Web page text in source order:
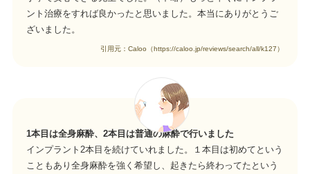
ント治療をすれば良かったと思いました。本当にありがとうご
ざいました。
引用元：Caloo（https://caloo.jp/reviews/search/all/k127）
1本目は全身麻酔、2本目は普通の麻酔で行いました
インプラント2本目を続けていれました。１本目は初めてという
こともあり全身麻酔を強く希望し、起きたら終わってたという